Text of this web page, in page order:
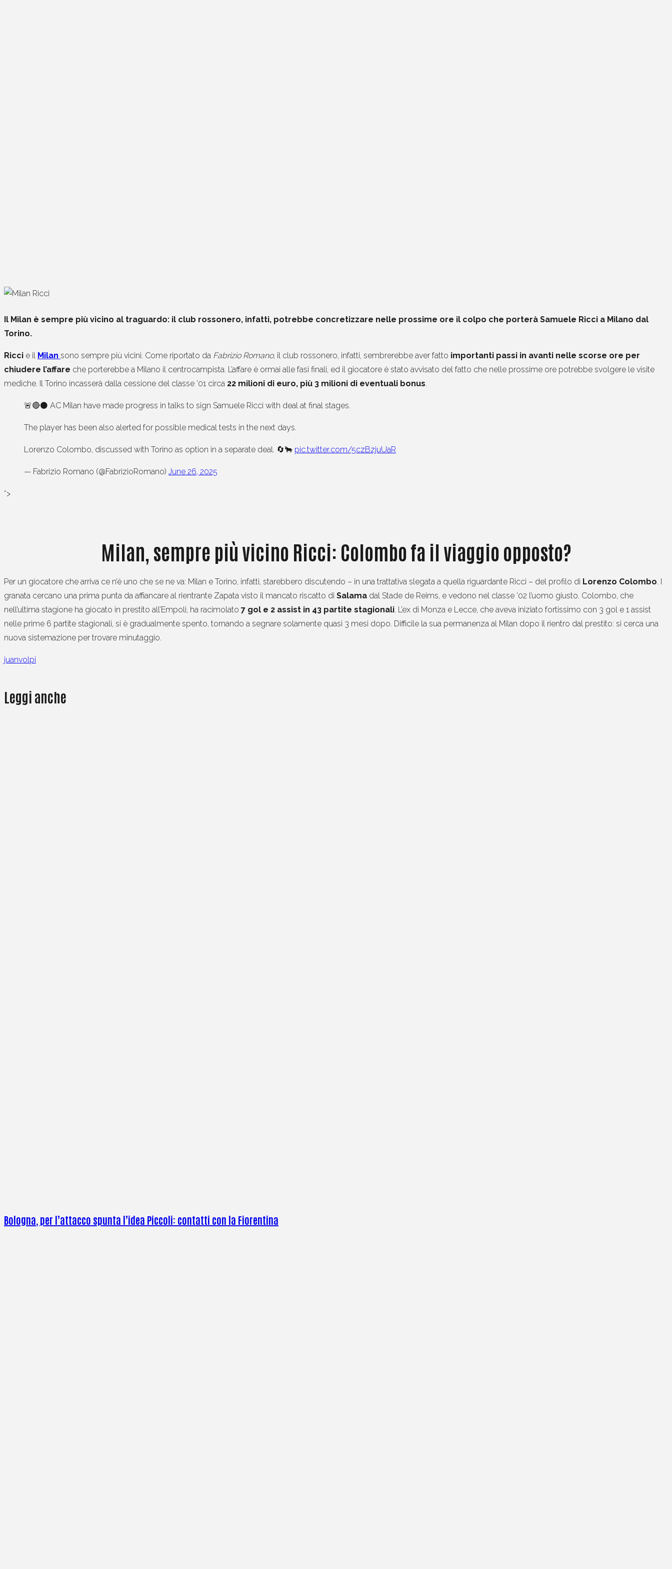
Il Milan è sempre più vicino al traguardo: il club rossonero, infatti, potrebbe concretizzare nelle prossime ore il colpo che porterà Samuele Ricci a Milano dal
Torino.
Ricci e il Milan sono sempre più vicini. Come riportato da Fabrizio Romano, il club rossonero, infatti, sembrerebbe aver fatto importanti passi in avanti nelle scorse ore per
chiudere l’affare che porterebbe a Milano il centrocampista. L’affare è ormai alle fasi finali, ed il giocatore è stato avvisato del fatto che nelle prossime ore potrebbe svolgere le visite
mediche. Il Torino incasserà dalla cessione del classe ’01 circa 22 milioni di euro, più 3 milioni di eventuali bonus.
🚨🔴⚫️ AC Milan have made progress in talks to sign Samuele Ricci with deal at final stages.
The player has been also alerted for possible medical tests in the next days.
Lorenzo Colombo, discussed with Torino as option in a separate deal. 🔄🐂 pic.twitter.com/5czBzjuUaR
— Fabrizio Romano (@FabrizioRomano) June 26, 2025
“>
Milan, sempre più vicino Ricci: Colombo fa il viaggio opposto?
Per un giocatore che arriva ce n’é uno che se ne va: Milan e Torino, infatti, starebbero discutendo – in una trattativa slegata a quella riguardante Ricci – del profilo di Lorenzo Colombo. I
granata cercano una prima punta da affiancare al rientrante Zapata visto il mancato riscatto di Salama dal Stade de Reims, e vedono nel classe ’02 l’uomo giusto. Colombo, che
nell’ultima stagione ha giocato in prestito all’Empoli, ha racimolato 7 gol e 2 assist in 43 partite stagionali. L’ex di Monza e Lecce, che aveva iniziato fortissimo con 3 gol e 1 assist
nelle prime 6 partite stagionali, si è gradualmente spento, tornando a segnare solamente quasi 3 mesi dopo. Difficile la sua permanenza al Milan dopo il rientro dal prestito: si cerca una
nuova sistemazione per trovare minutaggio.
juanvolpi
Leggi anche
Bologna, per l’attacco spunta l’idea Piccoli: contatti con la Fiorentina